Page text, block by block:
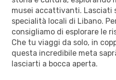
musei accattivanti. Lasciati
specialità locali di Libano.
consigliamo di esplorare le
Che tu viaggi da solo, in
questa incredibile meta
lasciarti a bocca aperta.